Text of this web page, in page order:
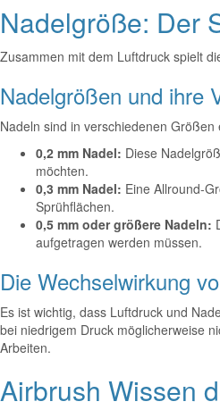
Nadelgröße: Der
Zusammen mit dem Luftdruck spielt
Nadelgrößen und ihre
Nadeln sind in verschiedenen
0,2 mm Nadel: Diese
möchten.
0,3 mm Nadel: Eine Allround-
Sprühflächen.
0,5 mm oder größere Nadeln:
aufgetragen werden müssen.
Die Wechselwirkung
Es ist wichtig, dass Luftdruck und
bei niedrigem Druck möglicherweise
Arbeiten.
Airbrush Wissen